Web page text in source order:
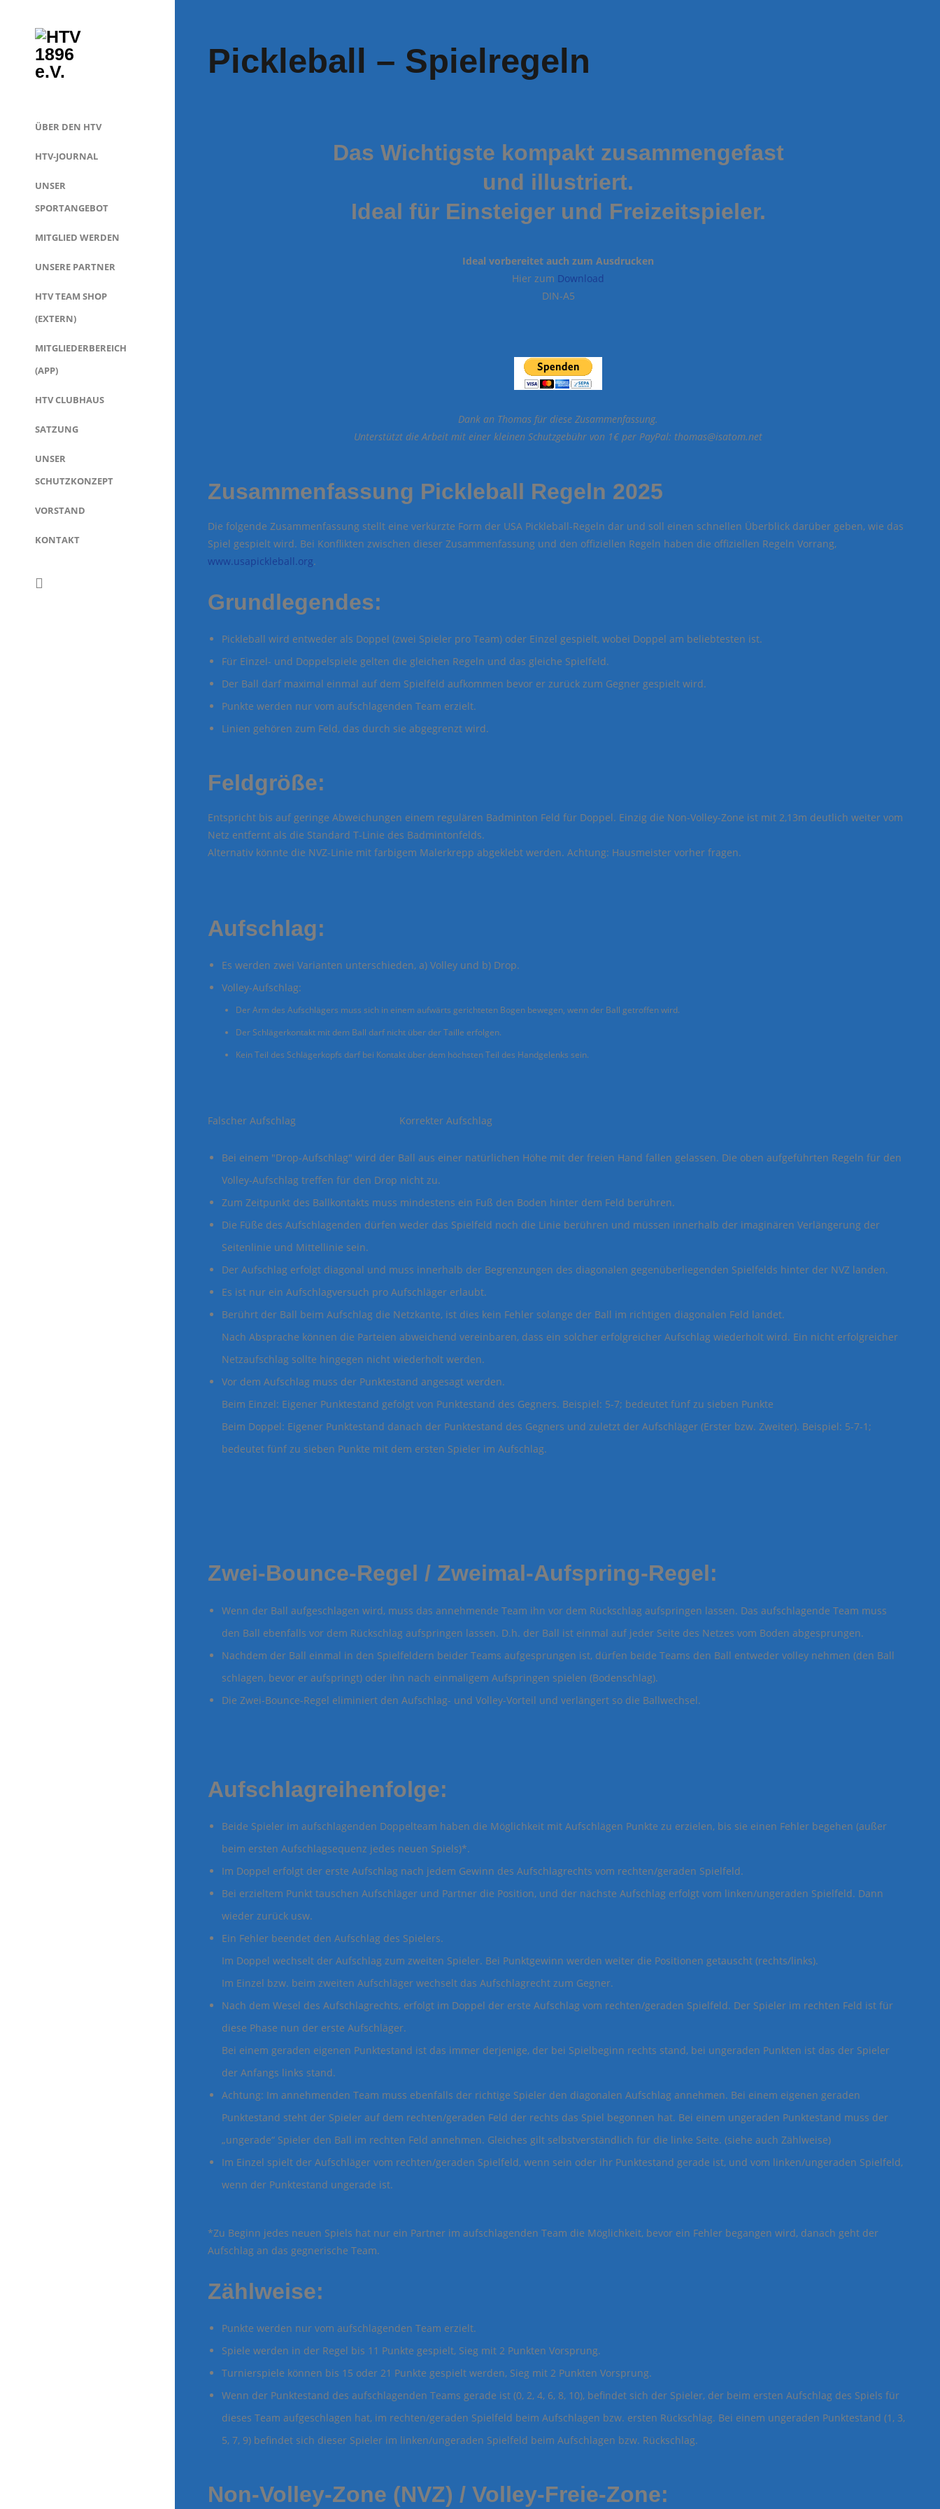
ÜBER DEN HTV
HTV-JOURNAL
UNSER
SPORTANGEBOT
MITGLIED WERDEN
UNSERE PARTNER
HTV TEAM SHOP
(EXTERN)
MITGLIEDERBEREICH
(APP)
HTV CLUBHAUS
SATZUNG
UNSER
SCHUTZKONZEPT
VORSTAND
KONTAKT
Pickleball – Spielregeln
Das Wichtigste kompakt zusammengefast
und illustriert.
Ideal für Einsteiger und Freizeitspieler.
Ideal vorbereitet auch zum Ausdrucken
Hier zum Download
DIN-A5
Dank an Thomas für diese Zusammenfassung.
Unterstützt die Arbeit mit einer kleinen Schutzgebühr von 1€ per PayPal: thomas@isatom.net
Zusammenfassung Pickleball Regeln 2025
Die folgende Zusammenfassung stellt eine verkürzte Form der USA Pickleball-Regeln dar und soll einen schnellen Überblick darüber geben, wie das
Spiel gespielt wird. Bei Konflikten zwischen dieser Zusammenfassung und den offiziellen Regeln haben die offiziellen Regeln Vorrang,
www.usapickleball.org.
Grundlegendes:
Pickleball wird entweder als Doppel (zwei Spieler pro Team) oder Einzel gespielt, wobei Doppel am beliebtesten ist.
Für Einzel- und Doppelspiele gelten die gleichen Regeln und das gleiche Spielfeld.
Der Ball darf maximal einmal auf dem Spielfeld aufkommen bevor er zurück zum Gegner gespielt wird.
Punkte werden nur vom aufschlagenden Team erzielt.
Linien gehören zum Feld, das durch sie abgegrenzt wird.
Feldgröße:
Entspricht bis auf geringe Abweichungen einem regulären Badminton Feld für Doppel. Einzig die Non-Volley-Zone ist mit 2,13m deutlich weiter vom
Netz entfernt als die Standard T-Linie des Badmintonfelds.
Alternativ könnte die NVZ-Linie mit farbigem Malerkrepp abgeklebt werden. Achtung: Hausmeister vorher fragen.
Aufschlag:
Es werden zwei Varianten unterschieden, a) Volley und b) Drop.
Volley-Aufschlag:
Der Arm des Aufschlägers muss sich in einem aufwärts gerichteten Bogen bewegen, wenn der Ball getroffen wird.
Der Schlägerkontakt mit dem Ball darf nicht über der Taille erfolgen.
Kein Teil des Schlägerkopfs darf bei Kontakt über dem höchsten Teil des Handgelenks sein.
Falscher Aufschlag Korrekter Aufschlag
Bei einem "Drop-Aufschlag" wird der Ball aus einer natürlichen Höhe mit der freien Hand fallen gelassen. Die oben aufgeführten Regeln für den
Volley-Aufschlag treffen für den Drop nicht zu.
Zum Zeitpunkt des Ballkontakts muss mindestens ein Fuß den Boden hinter dem Feld berühren.
Die Füße des Aufschlagenden dürfen weder das Spielfeld noch die Linie berühren und müssen innerhalb der imaginären Verlängerung der
Seitenlinie und Mittellinie sein.
Der Aufschlag erfolgt diagonal und muss innerhalb der Begrenzungen des diagonalen gegenüberliegenden Spielfelds hinter der NVZ landen.
Es ist nur ein Aufschlagversuch pro Aufschläger erlaubt.
Berührt der Ball beim Aufschlag die Netzkante, ist dies kein Fehler solange der Ball im richtigen diagonalen Feld landet.
Nach Absprache können die Parteien abweichend vereinbaren, dass ein solcher erfolgreicher Aufschlag wiederholt wird. Ein nicht erfolgreicher
Netzaufschlag sollte hingegen nicht wiederholt werden.
Vor dem Aufschlag muss der Punktestand angesagt werden.
Beim Einzel: Eigener Punktestand gefolgt von Punktestand des Gegners. Beispiel: 5-7; bedeutet fünf zu sieben Punkte
Beim Doppel: Eigener Punktestand danach der Punktestand des Gegners und zuletzt der Aufschläger (Erster bzw. Zweiter). Beispiel: 5-7-1;
bedeutet fünf zu sieben Punkte mit dem ersten Spieler im Aufschlag.
Zwei-Bounce-Regel / Zweimal-Aufspring-Regel:
Wenn der Ball aufgeschlagen wird, muss das annehmende Team ihn vor dem Rückschlag aufspringen lassen. Das aufschlagende Team muss
den Ball ebenfalls vor dem Rückschlag aufspringen lassen. D.h. der Ball ist einmal auf jeder Seite des Netzes vom Boden abgesprungen.
Nachdem der Ball einmal in den Spielfeldern beider Teams aufgesprungen ist, dürfen beide Teams den Ball entweder volley nehmen (den Ball
schlagen, bevor er aufspringt) oder ihn nach einmaligem Aufspringen spielen (Bodenschlag).
Die Zwei-Bounce-Regel eliminiert den Aufschlag- und Volley-Vorteil und verlängert so die Ballwechsel.
Aufschlagreihenfolge:
Beide Spieler im aufschlagenden Doppelteam haben die Möglichkeit mit Aufschlägen Punkte zu erzielen, bis sie einen Fehler begehen (außer
beim ersten Aufschlagsequenz jedes neuen Spiels)*.
Im Doppel erfolgt der erste Aufschlag nach jedem Gewinn des Aufschlagrechts vom rechten/geraden Spielfeld.
Bei erzieltem Punkt tauschen Aufschläger und Partner die Position, und der nächste Aufschlag erfolgt vom linken/ungeraden Spielfeld. Dann
wieder zurück usw.
Ein Fehler beendet den Aufschlag des Spielers.
Im Doppel wechselt der Aufschlag zum zweiten Spieler. Bei Punktgewinn werden weiter die Positionen getauscht (rechts/links).
Im Einzel bzw. beim zweiten Aufschläger wechselt das Aufschlagrecht zum Gegner.
Nach dem Wesel des Aufschlagrechts, erfolgt im Doppel der erste Aufschlag vom rechten/geraden Spielfeld. Der Spieler im rechten Feld ist für
diese Phase nun der erste Aufschläger.
Bei einem geraden eigenen Punktestand ist das immer derjenige, der bei Spielbeginn rechts stand, bei ungeraden Punkten ist das der Spieler
der Anfangs links stand.
Achtung: Im annehmenden Team muss ebenfalls der richtige Spieler den diagonalen Aufschlag annehmen. Bei einem eigenen geraden
Punktestand steht der Spieler auf dem rechten/geraden Feld der rechts das Spiel begonnen hat. Bei einem ungeraden Punktestand muss der
„ungerade“ Spieler den Ball im rechten Feld annehmen. Gleiches gilt selbstverständlich für die linke Seite. (siehe auch Zählweise)
Im Einzel spielt der Aufschläger vom rechten/geraden Spielfeld, wenn sein oder ihr Punktestand gerade ist, und vom linken/ungeraden Spielfeld,
wenn der Punktestand ungerade ist.
*Zu Beginn jedes neuen Spiels hat nur ein Partner im aufschlagenden Team die Möglichkeit, bevor ein Fehler begangen wird, danach geht der
Aufschlag an das gegnerische Team.
Zählweise:
Punkte werden nur vom aufschlagenden Team erzielt.
Spiele werden in der Regel bis 11 Punkte gespielt, Sieg mit 2 Punkten Vorsprung.
Turnierspiele können bis 15 oder 21 Punkte gespielt werden, Sieg mit 2 Punkten Vorsprung.
Wenn der Punktestand des aufschlagenden Teams gerade ist (0, 2, 4, 6, 8, 10), befindet sich der Spieler, der beim ersten Aufschlag des Spiels für
dieses Team aufgeschlagen hat, im rechten/geraden Spielfeld beim Aufschlagen bzw. ersten Rückschlag. Bei einem ungeraden Punktestand (1, 3,
5, 7, 9) befindet sich dieser Spieler im linken/ungeraden Spielfeld beim Aufschlagen bzw. Rückschlag.
Non-Volley-Zone (NVZ) / Volley-Freie-Zone: